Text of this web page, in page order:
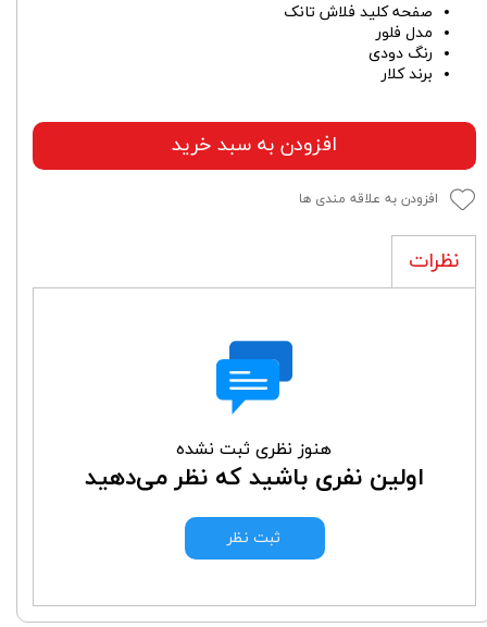
صفحه کلید فلاش تانک
مدل فلور
رنگ دودی
برند کلار
افزودن به سبد خرید
افزودن به علاقه مندی ها
نظرات
هنوز نظری ثبت نشده
اولین نفری باشید که نظر می‌دهید
ثبت نظر